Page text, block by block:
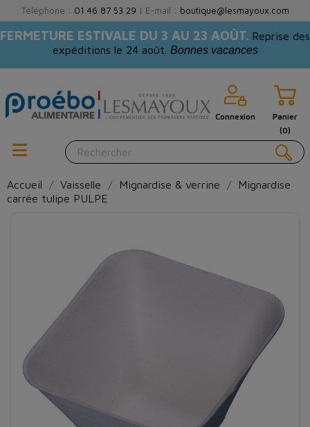
Téléphone : 01 46 87 53 29 | E-mail : boutique@lesmayoux.com
FERMETURE ESTIVALE DU 3 AU 23 AOÛT. Reprise des
expéditions le 24 août. Bonnes vacances
Connexion
Panier
(0)
Accueil Vaisselle Mignardise & verrine
Mignardise
carrée tulipe PULPE